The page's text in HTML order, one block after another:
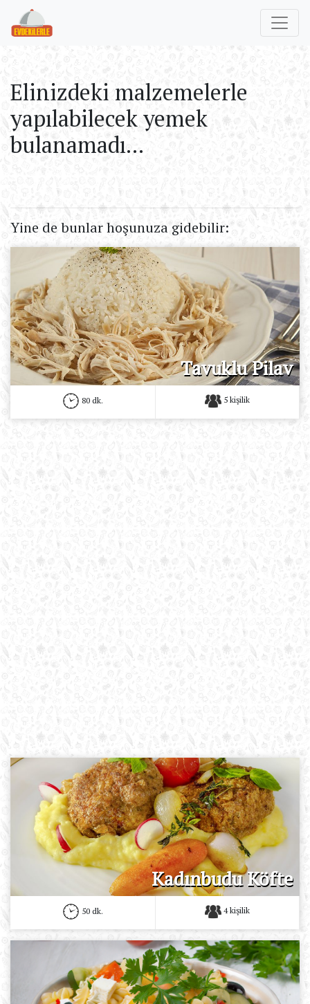
Elinizdeki malzemelerle
yapılabilecek yemek
bulanamadı...
Yine de bunlar hoşunuza gidebilir:
Tavuklu Pilav
80 dk. 5 kişilik
Kadınbudu Köfte
50 dk. 4 kişilik